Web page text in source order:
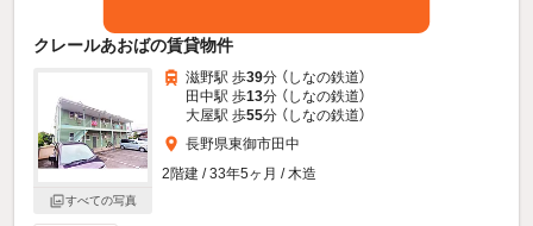
クレールあおばの賃貸物件
すべての写真
滋野駅 歩39分 （しなの鉄道）
田中駅 歩13分 （しなの鉄道）
大屋駅 歩55分 （しなの鉄道）
長野県東御市田中
2階建 / 33年5ヶ月 / 木造